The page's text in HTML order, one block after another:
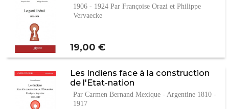
1906 - 1924 Par Françoise Orazi et Philippe
Vervaecke
Prix
19,00 €
Les Indiens face à la construction
de l'Etat-nation
Par Carmen Bernand Mexique - Argentine 1810 -
1917